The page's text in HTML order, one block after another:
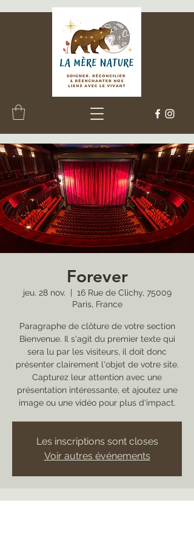
Forever
jeu. 28 nov.
16 Rue de Clichy, 75009
Paris, France
Paragraphe de clôture de votre section
Bienvenue. Il s'agit du premier texte qui
sera lu par les visiteurs, il doit donc
présenter clairement l'objet de votre site.
Capturez leur attention avec une
présentation intéressante, et ajoutez une
image ou une vidéo pour plus d'impact.
Les inscriptions sont closes
Voir autres événements